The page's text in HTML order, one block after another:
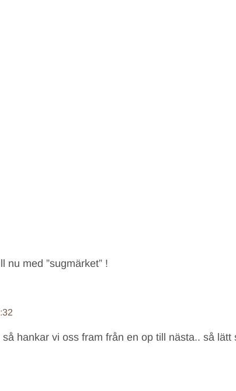
nu med ”sugmärket” !
hankar vi oss fram från en op till nästa.. så lätt